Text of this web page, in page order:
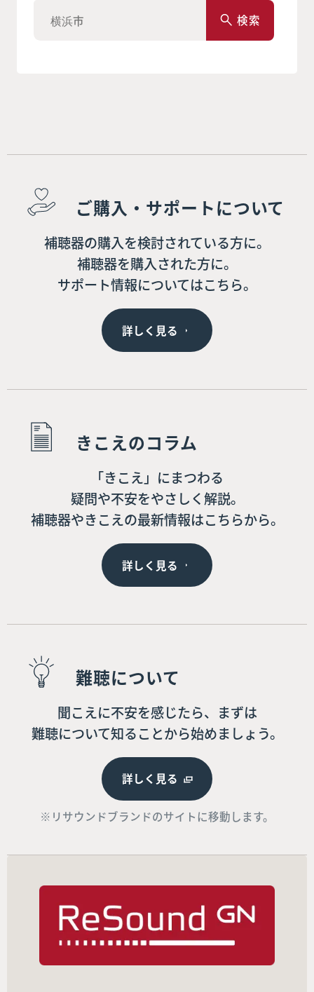
検索
ご購入・サポートについて
補聴器の購入を検討されている方に。
補聴器を購入された方に。
サポート情報についてはこちら。
詳しく見る
きこえのコラム
「きこえ」にまつわる
疑問や不安をやさしく解説。
補聴器やきこえの最新情報はこちらから。
詳しく見る
難聴について
聞こえに不安を感じたら、まずは
難聴について知ることから始めましょう。
詳しく見る
※リサウンドブランドのサイトに移動します。